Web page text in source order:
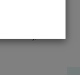
47 mm), verzinkt